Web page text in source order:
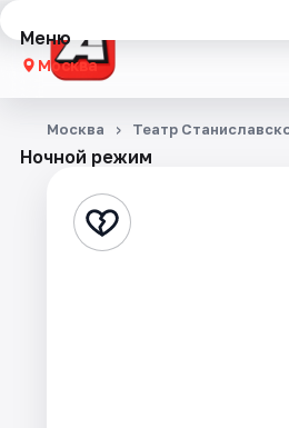
Меню
Москва
Концерты
Стендап
Ночной режим
Москва Театр